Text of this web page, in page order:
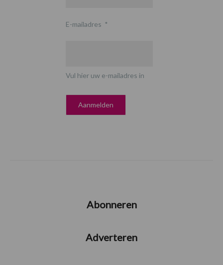
E-mailadres *
Vul hier uw e-mailadres in
Abonneren
Adverteren